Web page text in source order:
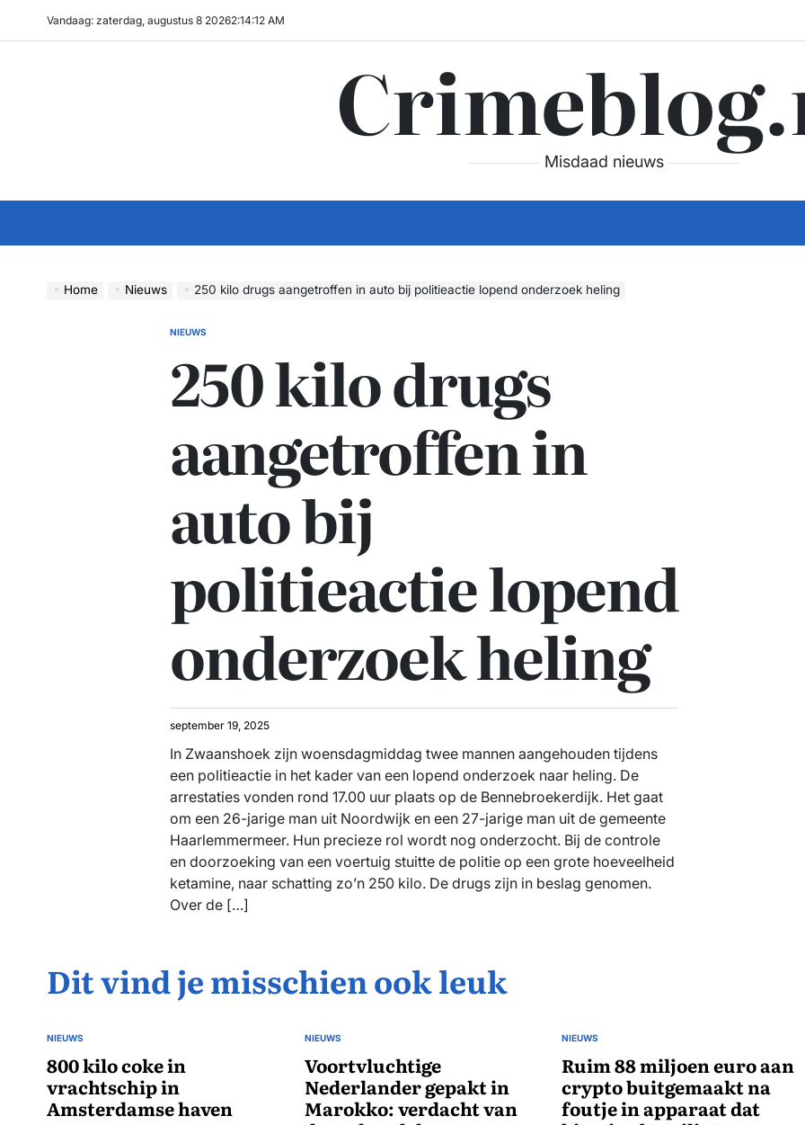
Vandaag: zaterdag, augustus 8 20262:14:13 AM
Misdaad nieuws
Home Nieuws 250 kilo drugs aangetroffen in auto bij politieactie lopend onderzoek heling
GEPLAATST
NIEUWS
250 kilo drugs
aangetroffen in
auto bij
politieactie lopend
onderzoek heling
september 19, 2025
In Zwaanshoek zijn woensdagmiddag twee mannen aangehouden tijdens
een politieactie in het kader van een lopend onderzoek naar heling. De
arrestaties vonden rond 17.00 uur plaats op de Bennebroekerdijk. Het gaat
om een 26-jarige man uit Noordwijk en een 27-jarige man uit de gemeente
Haarlemmermeer. Hun precieze rol wordt nog onderzocht. Bij de controle
en doorzoeking van een voertuig stuitte de politie op een grote hoeveelheid
ketamine, naar schatting zo’n 250 kilo. De drugs zijn in beslag genomen.
Over de […]
Dit vind je misschien ook leuk
GEPLAATST
NIEUWS
800 kilo coke in
vrachtschip in
Amsterdamse haven
GEPLAATST
NIEUWS
Voortvluchtige
Nederlander gepakt in
Marokko: verdacht van
GEPLAATST
NIEUWS
Ruim 88 miljoen euro aan
crypto buitgemaakt na
foutje in apparaat dat